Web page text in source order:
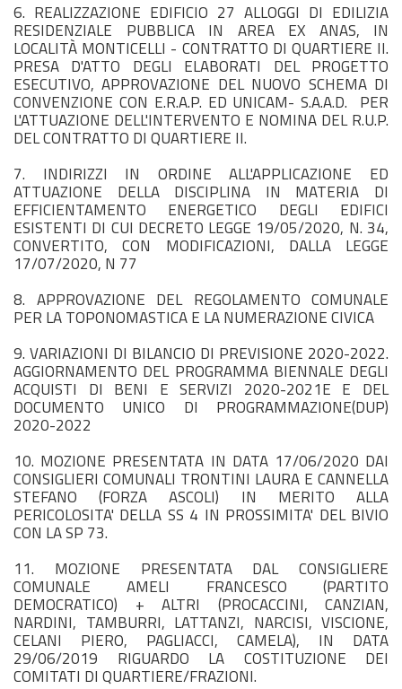
6. REALIZZAZIONE EDIFICIO 27 ALLOGGI DI EDILIZIA
RESIDENZIALE PUBBLICA IN AREA EX ANAS, IN
LOCALITÀ MONTICELLI - CONTRATTO DI QUARTIERE II.
PRESA D'ATTO DEGLI ELABORATI DEL PROGETTO
ESECUTIVO, APPROVAZIONE DEL NUOVO SCHEMA DI
CONVENZIONE CON E.R.A.P. ED UNICAM- S.A.A.D. PER
L'ATTUAZIONE DELL'INTERVENTO E NOMINA DEL R.U.P.
DEL CONTRATTO DI QUARTIERE II.
7. INDIRIZZI IN ORDINE ALL'APPLICAZIONE ED
ATTUAZIONE DELLA DISCIPLINA IN MATERIA DI
EFFICIENTAMENTO ENERGETICO DEGLI EDIFICI
ESISTENTI DI CUI DECRETO LEGGE 19/05/2020, N. 34,
CONVERTITO, CON MODIFICAZIONI, DALLA LEGGE
17/07/2020, N 77
8. APPROVAZIONE DEL REGOLAMENTO COMUNALE
PER LA TOPONOMASTICA E LA NUMERAZIONE CIVICA
9. VARIAZIONI DI BILANCIO DI PREVISIONE 2020-2022.
AGGIORNAMENTO DEL PROGRAMMA BIENNALE DEGLI
ACQUISTI DI BENI E SERVIZI 2020-2021E E DEL
DOCUMENTO UNICO DI PROGRAMMAZIONE(DUP)
2020-2022
10. MOZIONE PRESENTATA IN DATA 17/06/2020 DAI
CONSIGLIERI COMUNALI TRONTINI LAURA E CANNELLA
STEFANO (FORZA ASCOLI) IN MERITO ALLA
PERICOLOSITA' DELLA SS 4 IN PROSSIMITA' DEL BIVIO
CON LA SP 73.
11. MOZIONE PRESENTATA DAL CONSIGLIERE
COMUNALE AMELI FRANCESCO (PARTITO
DEMOCRATICO) + ALTRI (PROCACCINI, CANZIAN,
NARDINI, TAMBURRI, LATTANZI, NARCISI, VISCIONE,
CELANI PIERO, PAGLIACCI, CAMELA), IN DATA
29/06/2019 RIGUARDO LA COSTITUZIONE DEI
COMITATI DI QUARTIERE/FRAZIONI.